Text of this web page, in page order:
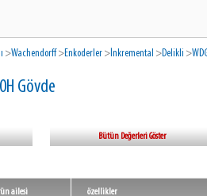
>Wachendorff>Enkoderler > İnkremental >Delikli >
Gövde
Bütün Değerleri Göster
ailesi özellikler